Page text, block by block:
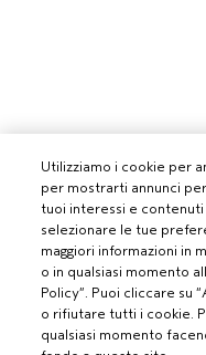
PROFESSIONISTI
Utilizziamo i cookie per
per mostrarti annunci
tuoi interessi e
selezionare le tue
maggiori informazioni in
o in qualsiasi momento
Policy”. Puoi cliccare su
o rifiutare tutti i cookie.
qualsiasi momento